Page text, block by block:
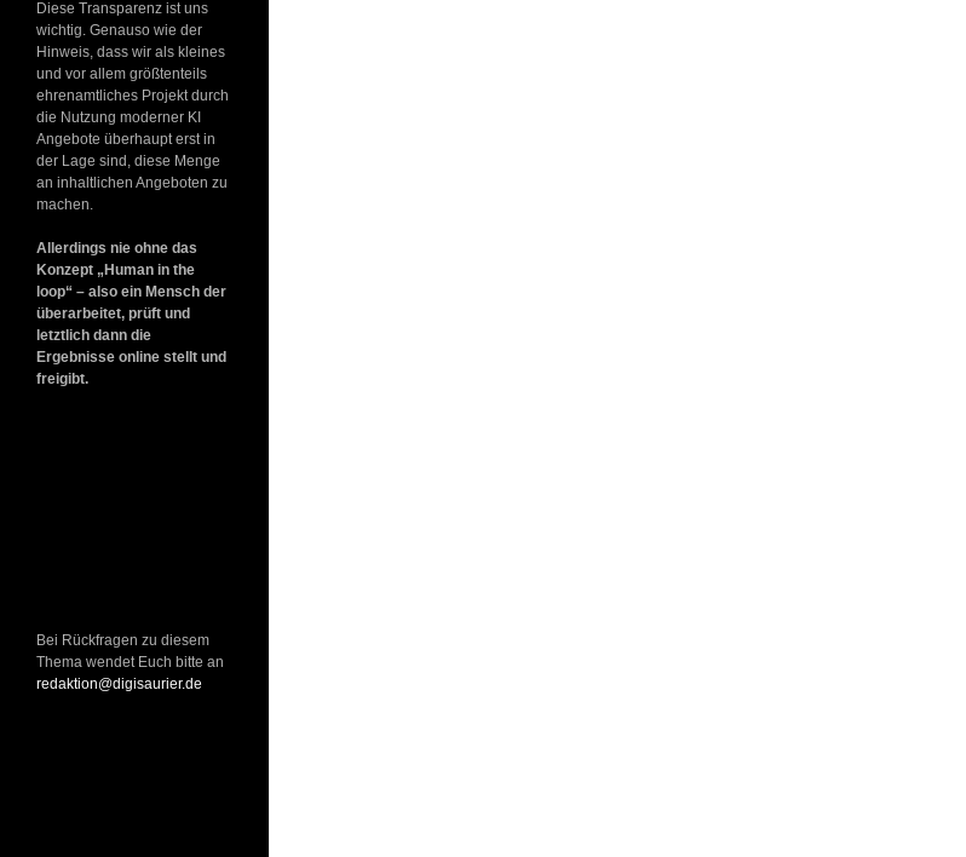
Diese Transparenz ist uns
wichtig. Genauso wie der
Hinweis, dass wir als kleines
und vor allem größtenteils
ehrenamtliches Projekt durch
die Nutzung moderner KI
Angebote überhaupt erst in
der Lage sind, diese Menge
an inhaltlichen Angeboten zu
machen.
Allerdings nie ohne das
Konzept „Human in the
loop“ – also ein Mensch der
überarbeitet, prüft und
letztlich dann die
Ergebnisse online stellt und
freigibt.
Bei Rückfragen zu diesem
Thema wendet Euch bitte an
redaktion@digisaurier.de